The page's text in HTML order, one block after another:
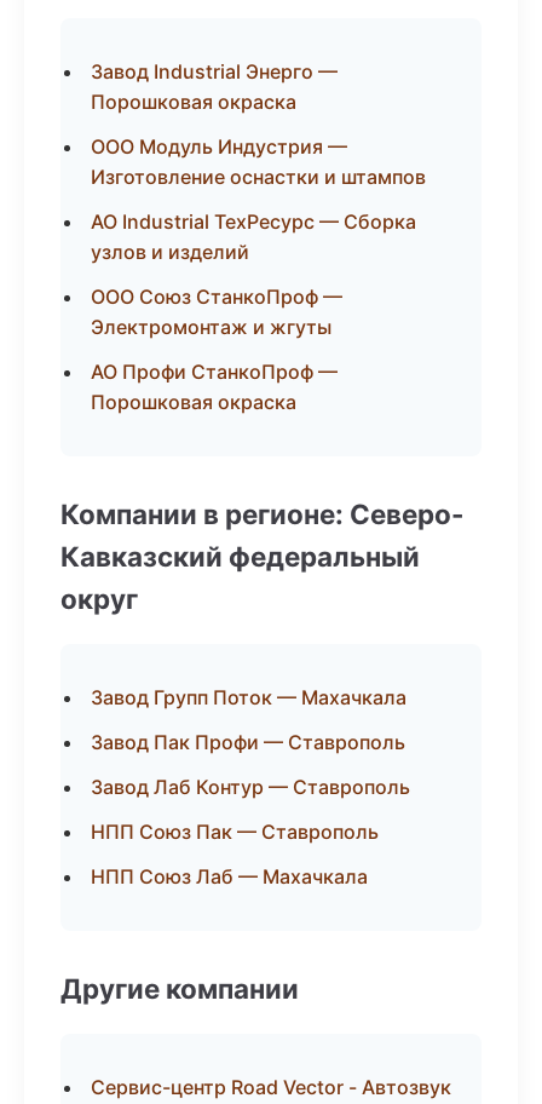
Завод Industrial Энерго —
Порошковая окраска
ООО Модуль Индустрия —
Изготовление оснастки и штампов
АО Industrial ТехРесурс — Сборка
узлов и изделий
ООО Союз СтанкоПроф —
Электромонтаж и жгуты
АО Профи СтанкоПроф —
Порошковая окраска
Компании в регионе: Северо-
Кавказский федеральный
округ
Завод Групп Поток — Махачкала
Завод Пак Профи — Ставрополь
Завод Лаб Контур — Ставрополь
НПП Союз Пак — Ставрополь
НПП Союз Лаб — Махачкала
Другие компании
Сервис-центр Road Vector - Автозвук